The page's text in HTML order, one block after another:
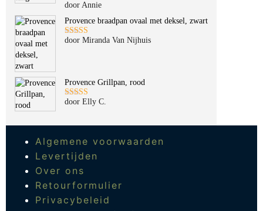
Gewaardeerd
5
door Annie
Provence braadpan ovaal met deksel, zwart
Gewaardeerd
door Miranda Van Nijhuis
Provence Grillpan, rood
Gewaardeerd
door Elly C.
Algemene voorwaarden
Levertijden
Over ons
Retourformulier
Privacybeleid